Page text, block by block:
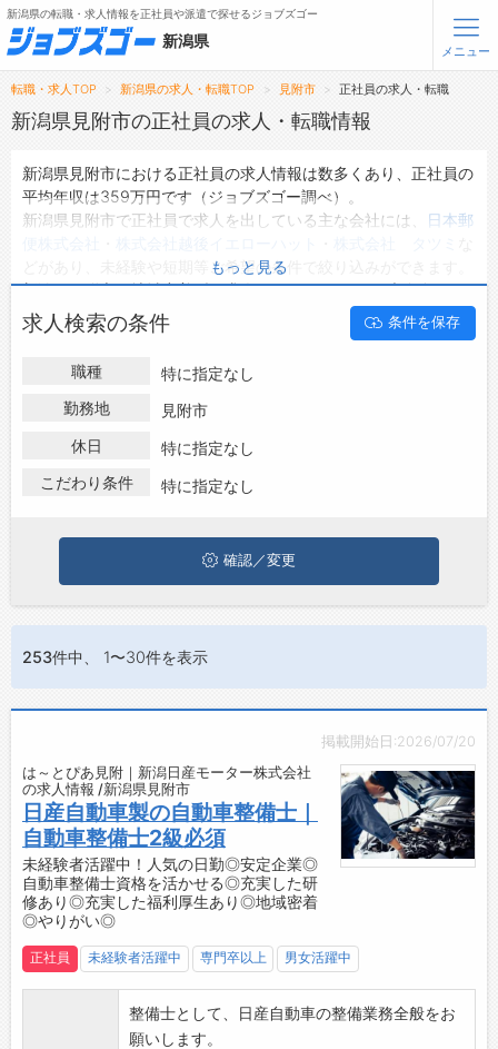
無料会員登録 ログイン
メニュー
トップ
転職支援サービスについて
転職ノウハウ(応募書類の書き方・面接対策など)
ジョブズゴーについて
会社概要
新潟県の転職・求人情報を正社員や派遣で探せるジョブズゴー
新潟県
メニュー
転職・求人TOP 新潟県の求人・転職TOP 見附市 正社員の求人・転職
新潟県見附市の正社員の求人・転職情報
新潟県見附市における正社員の求人情報は数多くあり、正社員の
平均年収は359万円です（ジョブズゴー調べ）。
新潟県見附市で正社員で求人を出している主な会社には、
日本郵
どがあり、未経験や短期等ご希望の条件で絞り込みができます。
新潟県見附市の地域密着型の求人サイトであるジョブズゴーでは
新潟県見附市の正社員として働ける求人情報を142件取り扱って
います。
ハローワークにはない求人も多数扱っており、転職だけでなく、
第二新卒から50代・60代以上の方の再就職も可能です。 新潟県
見附市で正社員の求人・転職情報を探している方は、ぜひ興味の
もっと見る
求人検索の条件 条件を保存
職種
特に指定なし
勤務地
見附市
休日
特に指定なし
こだわり条件
特に指定なし
確認／変更
253件中、 1〜30件を表示
掲載開始日:2026/07/20
は～とぴあ見附｜新潟日産モーター株式会社
の求人情報 /新潟県見附市
日産自動車製の自動車整備士｜
自動車整備士2級必須
未経験者活躍中！人気の日勤◎安定企業◎
自動車整備士資格を活かせる◎充実した研
修あり◎充実した福利厚生あり◎地域密着
◎やりがい◎
正社員 未経験者活躍中 専門卒以上 男女活躍中
整備士として、日産自動車の整備業務全般をお
願いします。